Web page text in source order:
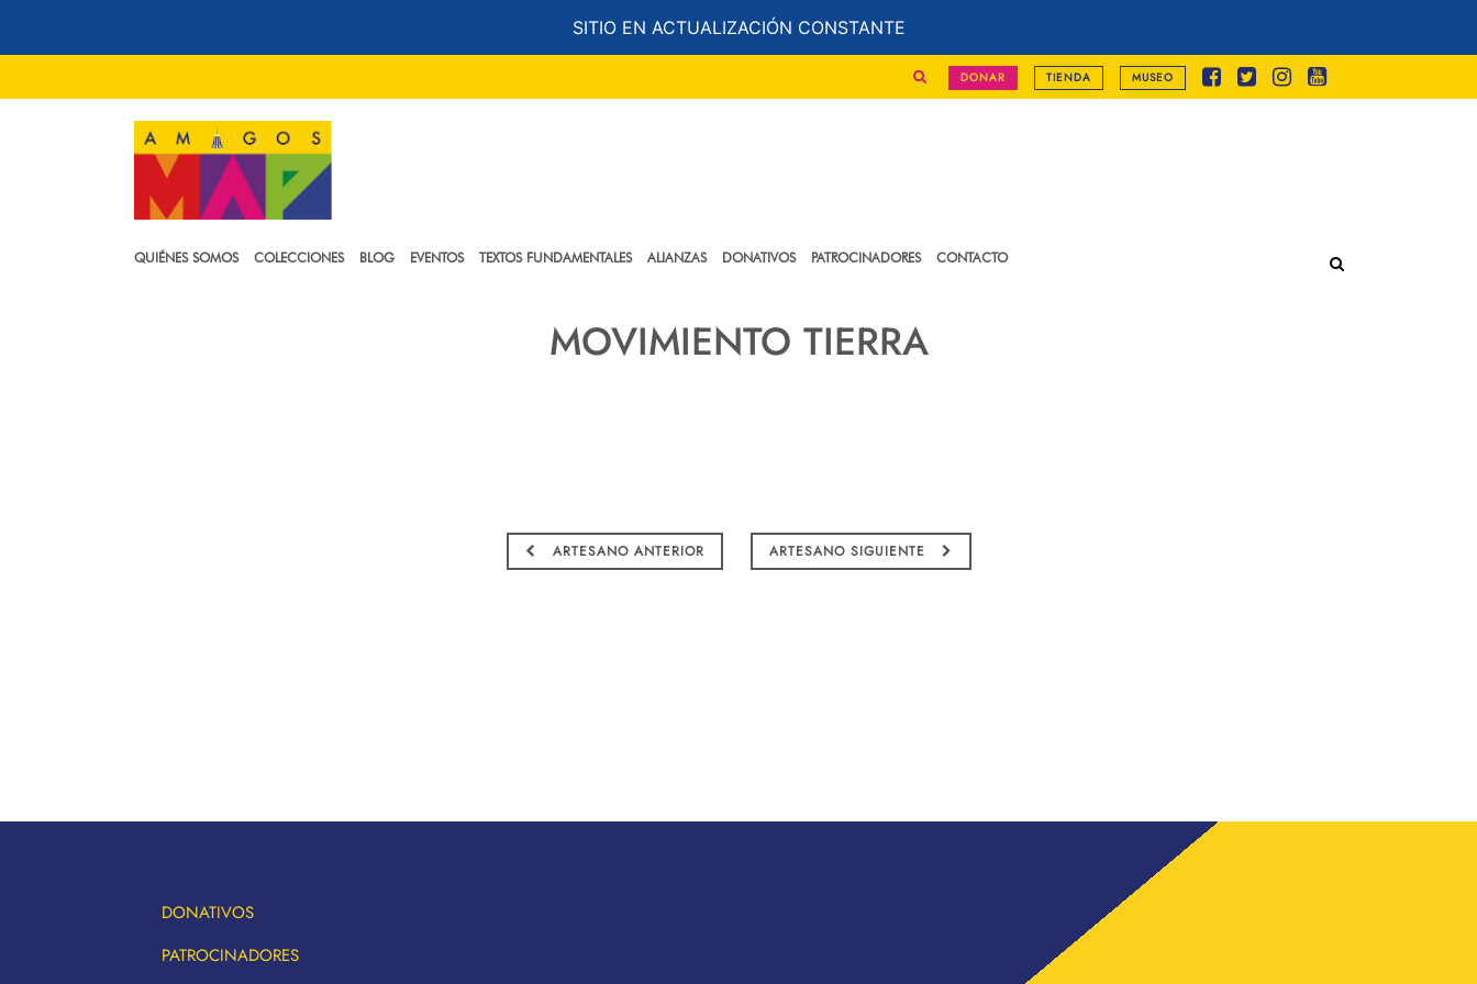
SITIO EN ACTUALIZACIÓN CONSTANTE
DONAR TIENDA MUSEO
QUIÉNES SOMOS COLECCIONES BLOG EVENTOS TEXTOS FUNDAMENTALES ALIANZAS DONATIVOS PATROCINADORES CONTACTO
MOVIMIENTO TIERRA
ARTESANO ANTERIOR ARTESANO SIGUIENTE
DONATIVOS
PATROCINADORES